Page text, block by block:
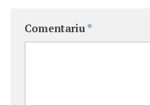
Comentariu *